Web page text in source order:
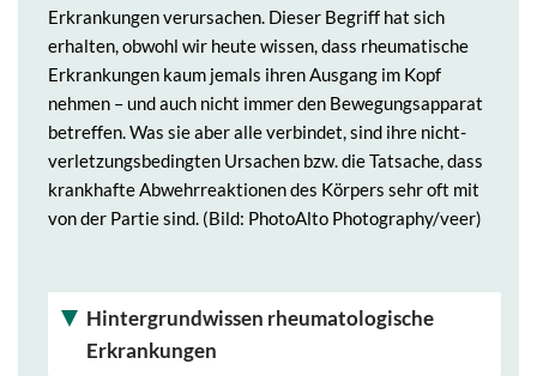
Erkrankungen verursachen. Dieser Begriff hat sich
erhalten, obwohl wir heute wissen, dass rheumatische
Erkrankungen kaum jemals ihren Ausgang im Kopf
nehmen – und auch nicht immer den Bewegungsapparat
betreffen. Was sie aber alle verbindet, sind ihre nicht-
verletzungsbedingten Ursachen bzw. die Tatsache, dass
krankhafte Abwehrreaktionen des Körpers sehr oft mit
von der Partie sind. (Bild: PhotoAlto Photography/veer)
Hintergrundwissen rheumatologische
Erkrankungen